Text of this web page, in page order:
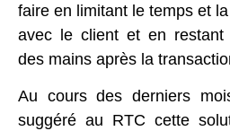
faire en limitant le temps et
avec le client et en restant
des mains après la
Au cours des derniers
suggéré au RTC cette